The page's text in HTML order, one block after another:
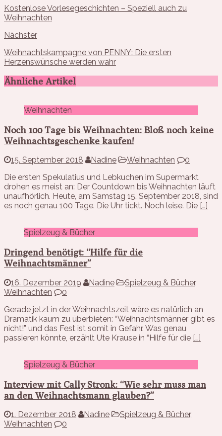
Kostenlose Vorlesegeschichten – Speziell auch zu
Weihnachten
Nächster
Weihnachtskampagne von PENNY: Die ersten
Herzenswünsche werden wahr
Ähnliche Artikel
Weihnachten
Noch 100 Tage bis Weihnachten: Bloß noch keine
Weihnachtsgeschenke kaufen!
15. September 2018 Nadine Weihnachten
0
Die ersten Spekulatius und Lebkuchen im Supermarkt
drohen es meist an: Der Countdown bis Weihnachten läuft
unaufhörlich. Heute, am Samstag 15. September 2018, sind
es noch genau 100 Tage. Die Uhr tickt. Noch leise. Die […]
Spielzeug & Bücher
Dringend benötigt: “Hilfe für die
Weihnachtsmänner”
16. Dezember 2019 Nadine Spielzeug & Bücher,
Weihnachten
0
Gerade jetzt in der Weihnachtszeit wäre es natürlich an
Dramatik kaum zu überbieten: “Weihnachtsmänner gibt es
nicht!” und das Fest ist somit in Gefahr. Was genau
passieren könnte, erzählt Ute Krause in “Hilfe für die […]
Spielzeug & Bücher
Interview mit Cally Stronk: “Wie sehr muss man
an den Weihnachtsmann glauben?”
1. Dezember 2018 Nadine Spielzeug & Bücher,
Weihnachten
0